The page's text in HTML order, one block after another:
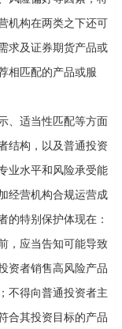
机构在两类之下还可
求及证券期货产品或
相匹配的产品或服
、适当性匹配等方面
结构，以及普通投资
业水平和风险承受能
经营机构合规运营成
的特别保护体现在：
，应当告知可能导致
资者销售高风险产品
不得向普通投资者主
合其投资目标的产品